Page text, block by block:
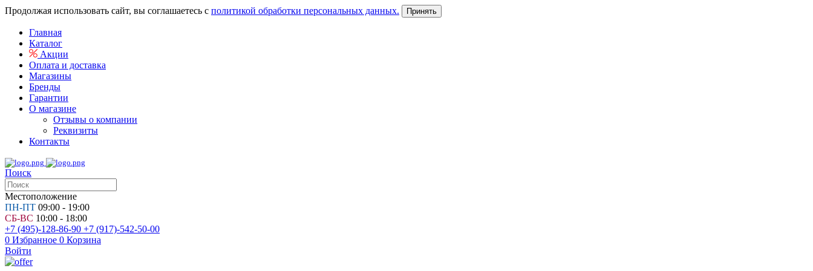
Продолжая использовать сайт, вы соглашаетесь с политикой обработки персональных данных. Принять
Главная
Каталог
Акции
Оплата и доставка
Магазины
Бренды
Гарантии
О магазине
Отзывы о компании
Реквизиты
Контакты
Поиск
Местоположение
ПН-ПТ 09:00 - 19:00
СБ-ВС 10:00 - 18:00
+7 (495)-128-86-90 +7 (917)-542-50-00
0 Избранное 0 Корзина
Войти